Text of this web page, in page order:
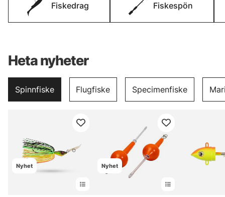
Fiskedrag Fiskespön
Heta nyheter
Spinnfiske Flugfiske Specimenfiske
Nyhet Nyhet